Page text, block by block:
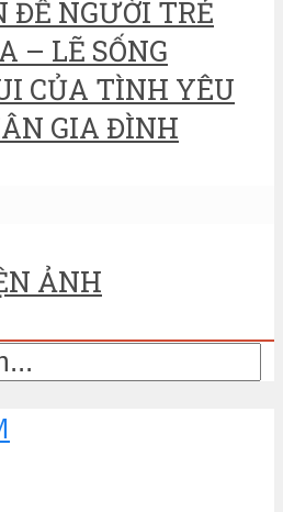
ĐỀ NGƯỜI TRẺ
– LẼ SỐNG
CỦA TÌNH YÊU
GIA ĐÌNH
ẢNH